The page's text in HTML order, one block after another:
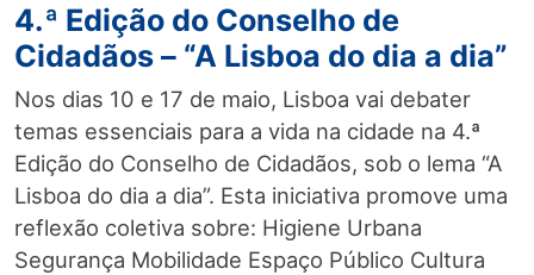
4.ª Edição do Conselho de
Cidadãos – “A Lisboa do dia a dia”
Nos dias 10 e 17 de maio, Lisboa vai debater
temas essenciais para a vida na cidade na 4.ª
Edição do Conselho de Cidadãos, sob o lema “A
Lisboa do dia a dia”. Esta iniciativa promove uma
reflexão coletiva sobre: Higiene Urbana
Segurança Mobilidade Espaço Público Cultura